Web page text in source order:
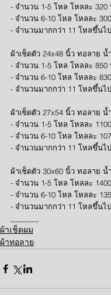
- จำนวน 1-5 โหล โหลละ 320
- จำนวน 6-10 โหล โหลละ
- จำนวนมากกว่า 11 โหลขึ้นไ
ผ้าเช็ดตัว 24x48 นิ้ว ทอลาย
- จำนวน 1-5 โหล โหลละ 850
- จำนวน 6-10 โหล โหลละ
- จำนวนมากกว่า 11 โหลขึ้นไ
ผ้าเช็ดตัว 27x54 นิ้ว ทอลาย
- จำนวน 1-5 โหล โหลละ
- จำนวน 6-10 โหล โหลละ
- จำนวนมากกว่า 11 โหลขึ้นไ
ผ้าเช็ดตัว 30x60 นิ้ว ทอลาย
- จำนวน 1-5 โหล โหลละ
- จำนวน 6-10 โหล โหลละ
- จำนวนมากกว่า 11 โหลขึ้นไ
ผ้าเช็ดผม
ผ้าทอลาย